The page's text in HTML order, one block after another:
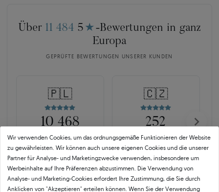
Über 11 484 5 ★ -Bewertungen in ganz
Europa
GEPRÜFTE BEWERTUNGEN UNSERER KUNDEN
🇵🇱
10 468
OPINEO
Polen
🇨🇿
252
HEUREKA
Tschechien
Wir verwenden Cookies, um das ordnungsgemäße Funktionieren der Website
zu gewährleisten. Wir können auch unsere eigenen Cookies und die unserer
Partner für Analyse- und Marketingzwecke verwenden, insbesondere um
Werbeinhalte auf Ihre Präferenzen abzustimmen. Die Verwendung von
Analyse- und Marketing-Cookies erfordert Ihre Zustimmung, die Sie durch
Anklicken von "Akzeptieren" erteilen können. Wenn Sie der Verwendung